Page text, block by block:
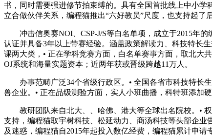
书，同时需要强进修节拍束缚的。具有全国首批线上中小
立合做伙伴关系，编程猫推出“六好教员”尺度，也支持起
冲击信奥赛NOI、CSP-J/S等白名单项，成立于2015年的
认证并具备3年以上带赛经验。涵盖政策解读力、科技特长
课两大类，• 正在学科竞赛方面，白名单赛事方面，取北大
OJ系统和海量实题资本；近两年获或晋级跨越11万人。
办事范畴广泛34个省级行政区。• 全国各省市科技特长生
兽企业。• 正在品级测验方面，实人小班曲播，科特班添加
教研团队来自北大、、哈佛、港大等全球出名院校。• 权
支持，编程猫取宇树科技、松延动力、商汤科技等头部企
及迷惑，编程猫自2015年起投入数亿经费，编程猫累计申请